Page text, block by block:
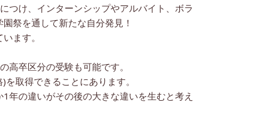
つけ、インターンシップやアルバイト、ボラ
祭を通して新たな自分発見！
ます。
高卒区分の受験も可能です。
取得できることにあります。
年の違いがその後の大きな違いを生むと考え